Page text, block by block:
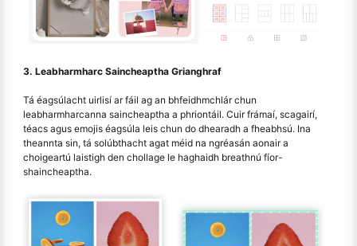
3. Leabharmharc Saincheaptha Grianghraf
Tá éagsúlacht uirlisí ar fáil ag an bhfeidhmchlár chun
leabharmharcanna saincheaptha a phriontáil. Cuir frámaí, scagairí,
téacs agus emojis éagsúla leis chun do dhearadh a fheabhsú. Ina
theannta sin, tá solúbthacht agat méid na ngréasán aonair a
choigeartú laistigh den chollage le haghaidh breathnú fíor-
shaincheaptha.